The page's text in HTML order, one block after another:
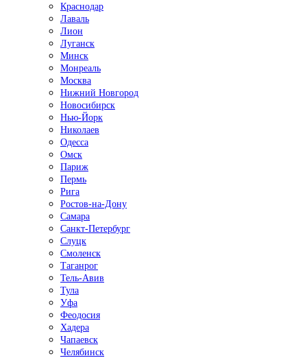
Краснодар
Лаваль
Лион
Луганск
Минск
Монреаль
Москва
Нижний Новгород
Новосибирск
Нью-Йорк
Николаев
Одесса
Омск
Париж
Пермь
Рига
Ростов-на-Дону
Самара
Санкт-Петербург
Слуцк
Смоленск
Таганрог
Тель-Авив
Тула
Уфа
Феодосия
Хадера
Чапаевск
Челябинск